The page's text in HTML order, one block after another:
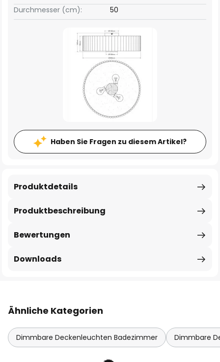
Durchmesser (cm):
50
Haben Sie Fragen zu diesem Artikel?
Produktbeschreibung
Produktdetails
Bewertungen
Downloads
Ähnliche Kategorien
Dimmbare Deckenleuchten Badezimmer Dimmbare